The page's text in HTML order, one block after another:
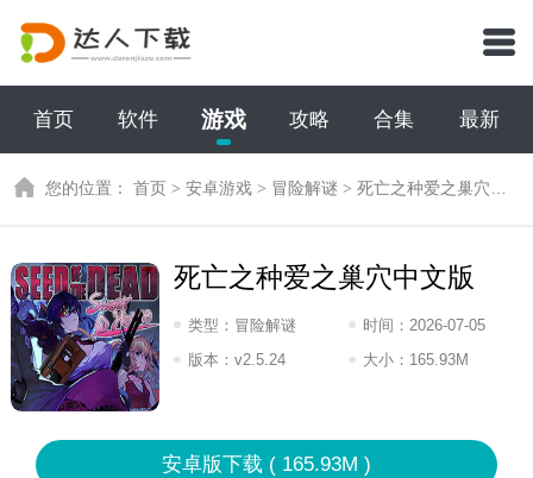
首页 软件 游戏 攻略 合集 最新
您的位置：首页 >安卓游戏 > 冒险解谜 >死亡之种爱之巢穴中文版
死亡之种爱之巢穴中文版
类型： 冒险解谜 时间： 2026-07-05
17:2026
版本：v2.5.24 大小： 165.93M
安卓版下载 ( 165.93M )